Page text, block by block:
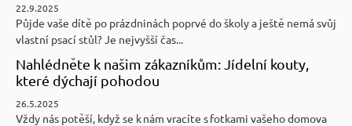
22.9.2025
Půjde vaše dítě po prázdninách poprvé do školy a ještě nemá svůj
vlastní psací stůl? Je nejvyšší čas...
Nahlédněte k našim zákazníkům: Jídelní kouty,
které dýchají pohodou
26.5.2025
Vždy nás potěší, když se k nám vracíte s fotkami vašeho domova